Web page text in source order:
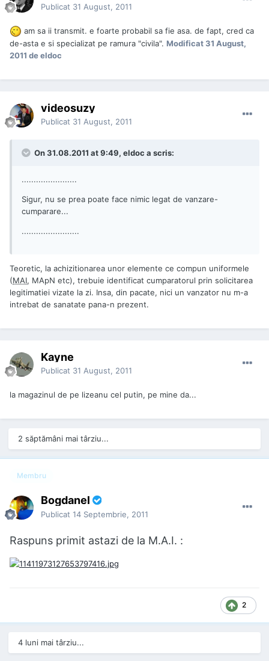
Publicat 31 August, 2011
am sa ii transmit. e foarte probabil sa fie asa. de fapt, cred ca
de-asta e si specializat pe ramura "civila". Modificat31 August,
2011 de eldoc
videosuzy
Publicat 31 August, 2011
On 31.08.2011 at 9:49, eldoc a scris:
.......................
Sigur, nu se prea poate face nimic legat de vanzare-
cumparare...
........................
Teoretic, la achizitionarea unor elemente ce compun uniformele
(MAI, MApN etc), trebuie identificat cumparatorul prin solicitarea
legitimatiei vizate la zi. Insa, din pacate, nici un vanzator nu m-a
intrebat de sanatate pana-n prezent.
Kayne
Publicat 31 August, 2011
la magazinul de pe lizeanu cel putin, pe mine da...
2 săptămâni mai târziu...
Membru
Bogdanel
Publicat 14 Septembrie, 2011
Raspuns primit astazi de la M.A.I. :
2
4 luni mai târziu...